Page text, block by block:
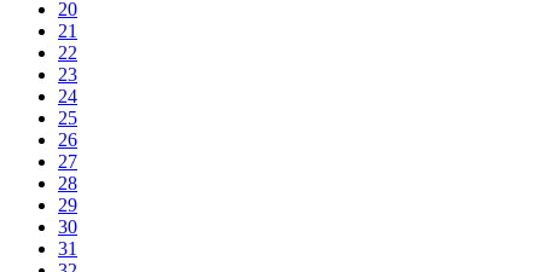
20
21
22
23
24
25
26
27
28
29
30
31